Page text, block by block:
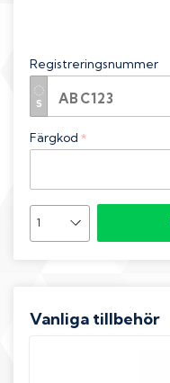
Registreringsnummer
Färgkod *
Vanliga tillbehör